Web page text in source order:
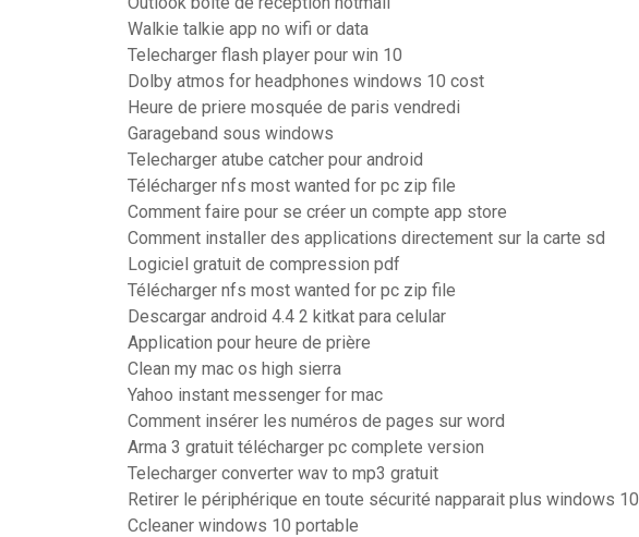
Walkie talkie app no wifi or data
Telecharger flash player pour win 10
Dolby atmos for headphones windows 10 cost
Heure de priere mosquée de paris vendredi
Garageband sous windows
Telecharger atube catcher pour android
Télécharger nfs most wanted for pc zip file
Comment faire pour se créer un compte app store
Comment installer des applications directement sur la carte sd
Logiciel gratuit de compression pdf
Télécharger nfs most wanted for pc zip file
Descargar android 4.4 2 kitkat para celular
Application pour heure de prière
Clean my mac os high sierra
Yahoo instant messenger for mac
Comment insérer les numéros de pages sur word
Arma 3 gratuit télécharger pc complete version
Telecharger converter wav to mp3 gratuit
Retirer le périphérique en toute sécurité napparait plus windows 10
Ccleaner windows 10 portable